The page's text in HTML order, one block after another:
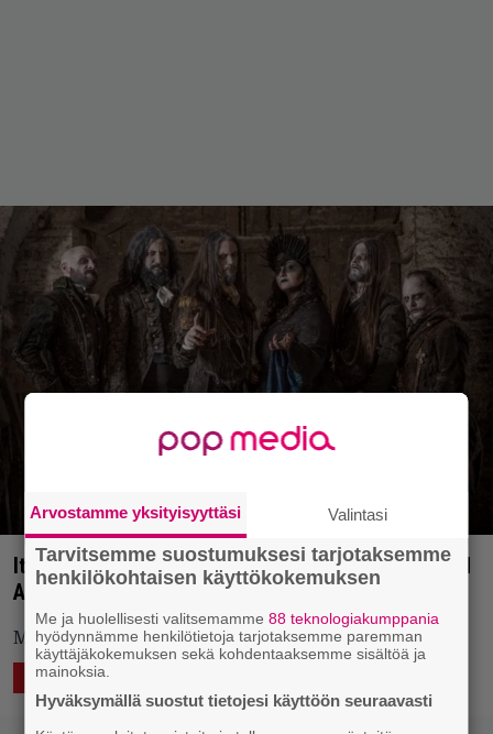
Italialainen sinfonisen metallin kärkinimi Fleshgod
Apocalypse saapuu Suomeen
Mukana matkassa kanadalainen Ex Deo.
ELÄVÄ MUSIIKKI
Arvostamme yksityisyyttäsi Valintasi
Tarvitsemme suostumuksesi tarjotaksemme
henkilökohtaisen käyttökokemuksen
Me ja huolellisesti valitsemamme88 teknologiakumppania
hyödynnämme henkilötietoja tarjotaksemme paremman
käyttäjäkokemuksen sekä kohdentaaksemme sisältöä ja
mainoksia.
Hyväksymällä suostut tietojesi käyttöön seuraavasti